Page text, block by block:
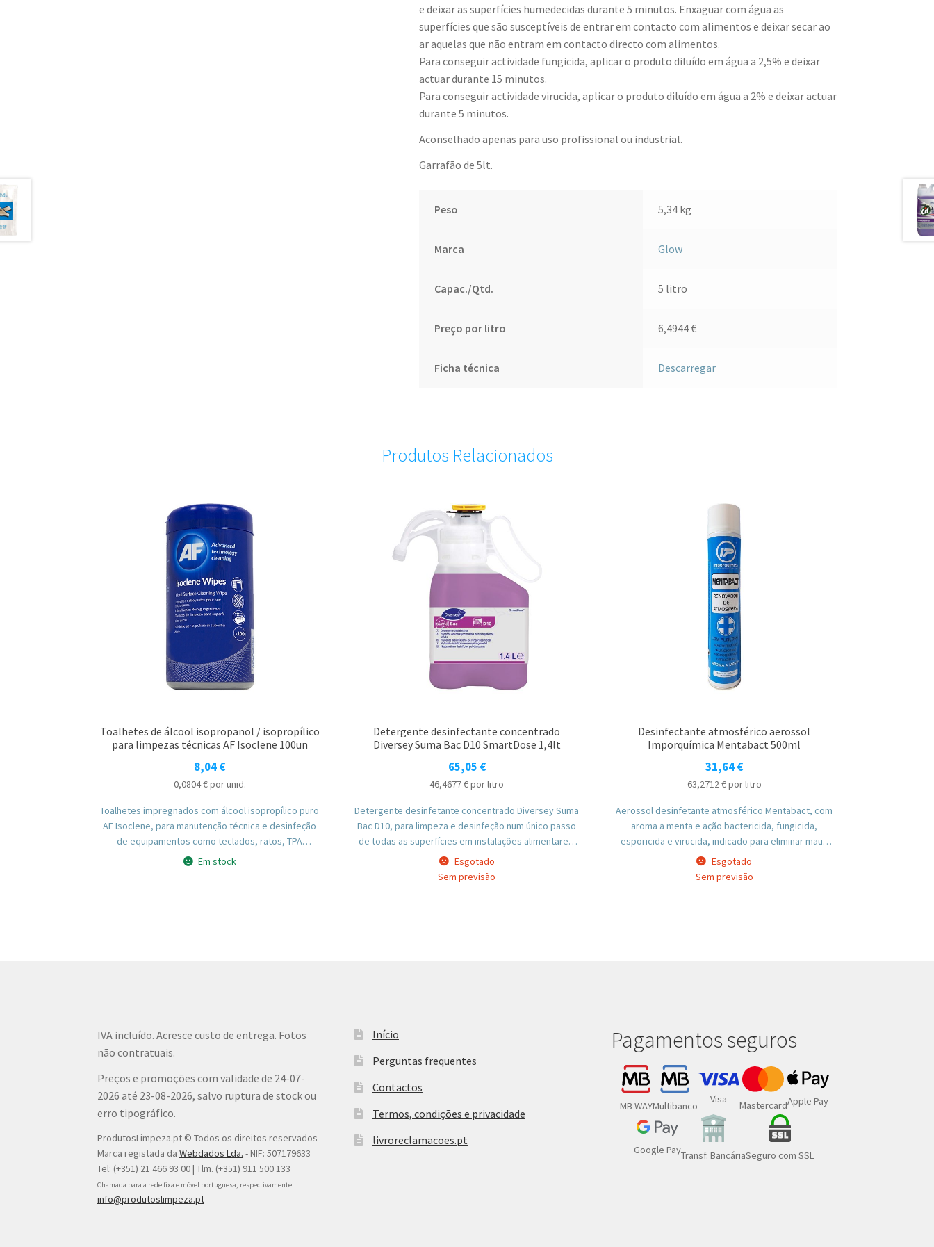
e deixar as superfícies humedecidas durante 5 minutos. Enxaguar com água as
superfícies que são susceptíveis de entrar em contacto com alimentos e deixar secar ao
ar aquelas que não entram em contacto directo com alimentos.
Para conseguir actividade fungicida, aplicar o produto diluído em água a 2,5% e deixar
actuar durante 15 minutos.
Para conseguir actividade virucida, aplicar o produto diluído em água a 2% e deixar actuar
durante 5 minutos.
Aconselhado apenas para uso profissional ou industrial.
Garrafão de 5lt.
Peso 5,34 kg
Marca Glow
Capac./Qtd. 5 litro
Preço por litro 6,4944€
Ficha técnica Descarregar
Produtos Relacionados
Toalhetes de álcool isopropanol / isopropílico
para limpezas técnicas AF Isoclene 100un
8,04€
0,0804€por unid.
Toalhetes impregnados com álcool isopropílico puro
AF Isoclene, para manutenção técnica e desinfeção
de equipamentos como teclados, ratos, TPA
multibanco e outros equipamentos eletrónicos, sem
Em stock
Detergente desinfectante concentrado
Diversey Suma Bac D10 SmartDose 1,4lt
65,05 €
46,4677€por litro
Detergente desinfetante concentrado Diversey Suma
Bac D10, para limpeza e desinfeção num único passo
de todas as superfícies em instalações alimentares.
Combina agentes QAC e sequestrantes eficazes
contra uma vasta gama de microrganismos em água
Esgotado
Sem previsão
Desinfectante atmosférico aerossol
Imporquímica Mentabact 500ml
31,64€
63,2712€por litro
Aerossol desinfetante atmosférico Mentabact, com
aroma a menta e ação bactericida, fungicida,
esporicida e virucida, indicado para eliminar maus
odores em salas de reuniões, hotéis, sanitários,
vestiários e outros espaços coletivos.
Esgotado
Sem previsão
IVA incluído. Acresce custo de entrega. Fotos
não contratuais.
Preços e promoções com validade de 24-07-
2026 até 23-08-2026, salvo ruptura de stock ou
erro tipográfico.
ProdutosLimpeza.pt © Todos os direitos reservados
Marca registada daWebdados Lda. - NIF: 507179633
Tel: (+351) 21 466 93 00 | Tlm. (+351) 911 500 133
Chamada para a rede fixa e móvel portuguesa, respectivamente
info@produtoslimpeza.pt
Início
Perguntas frequentes
Contactos
Termos, condições e privacidade
livroreclamacoes.pt
Pagamentos seguros
MB WAYMultibanco
Visa MastercardApple Pay
Google PayTransf. BancáriaSeguro com SSL